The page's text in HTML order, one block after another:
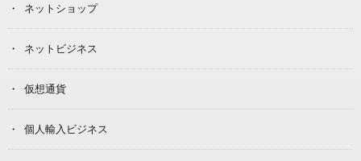
ネットショップ
ネットビジネス
仮想通貨
個人輸入ビジネス